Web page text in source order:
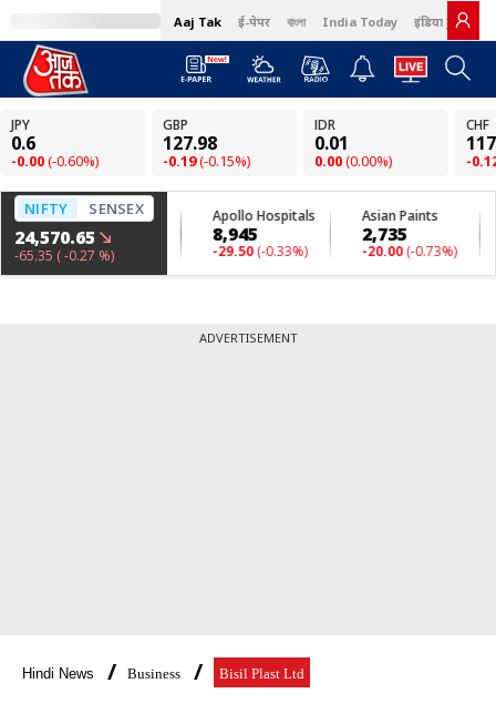
Aaj Tak ई-पेपर বাংলা India Today इंडिया टुडे हिंदी
ADVERTISEMENT
Hindi News Business Bisil Plast Ltd